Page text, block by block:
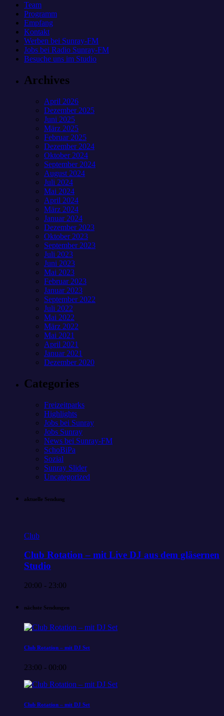
Team
Programm
Empfang
Kontakt
Werben bei Sunray-FM
Jobs bei Radio Sunray-FM
Besuche uns im Studio
Archives
April 2026
Dezember 2025
Juni 2025
März 2025
Februar 2025
Dezember 2024
Oktober 2024
September 2024
August 2024
Juli 2024
Mai 2024
April 2024
März 2024
Januar 2024
Dezember 2023
Oktober 2023
September 2023
Juli 2023
Juni 2023
Mai 2023
Februar 2023
Januar 2023
September 2022
Juli 2022
Mai 2022
März 2022
Mai 2021
April 2021
Januar 2021
Dezember 2020
Categories
Freizeitparks
Highlights
Jobs bei Sunray
Jobs Sunray
News bei Sunray-FM
SchoBiPa
Sozial
Sunray Slider
Uncategorized
aktuelle Sendung
Club
Club Rotation – mit Live DJ aus dem gläsernen
Studio
20:00 - 23:00
nächste Sendungen
Club Rotation – mit DJ Set
23:00 - 00:00
Club Rotation – mit DJ Set